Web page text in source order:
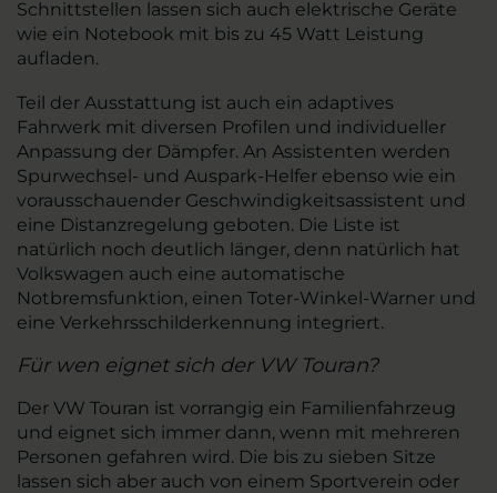
Schnittstellen lassen sich auch elektrische Geräte
wie ein Notebook mit bis zu 45 Watt Leistung
aufladen.
Teil der Ausstattung ist auch ein adaptives
Fahrwerk mit diversen Profilen und individueller
Anpassung der Dämpfer. An Assistenten werden
Spurwechsel- und Auspark-Helfer ebenso wie ein
vorausschauender Geschwindigkeitsassistent und
eine Distanzregelung geboten. Die Liste ist
natürlich noch deutlich länger, denn natürlich hat
Volkswagen auch eine automatische
Notbremsfunktion, einen Toter-Winkel-Warner und
eine Verkehrsschilderkennung integriert.
Für wen eignet sich der VW Touran?
Der VW Touran ist vorrangig ein Familienfahrzeug
und eignet sich immer dann, wenn mit mehreren
Personen gefahren wird. Die bis zu sieben Sitze
lassen sich aber auch von einem Sportverein oder